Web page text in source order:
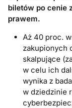
biletów po cenie
prawem.
Aż 40 proc.
zakupionych
skalpujące
w celu ich
wynika z
w dziedzinie